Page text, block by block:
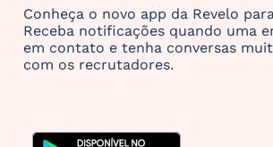
Conheça o novo app da Revelo
Receba notificações quando uma
em contato e tenha conversas
com os recrutadores.